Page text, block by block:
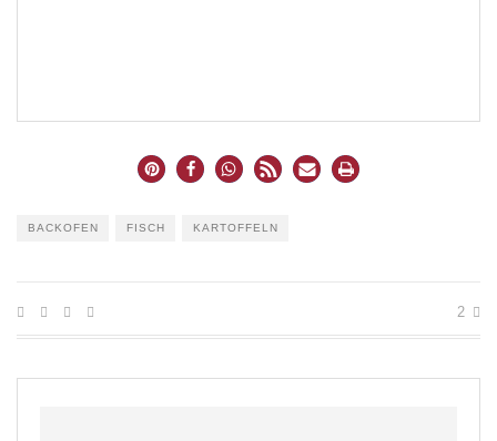
BACKOFEN FISCH KARTOFFELN
2